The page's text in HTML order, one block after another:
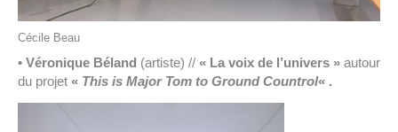
Cécile Beau
• Véronique Béland (artiste) // « La voix de l’univers » autour
du projet « This is Major Tom to Ground Countrol« .